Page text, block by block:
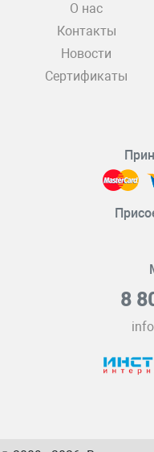
О нас
Контакты
Новости
Сертификаты
8